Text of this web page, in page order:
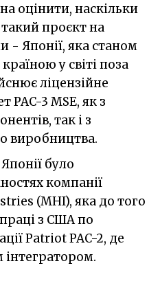
оцінити, наскільки
проєкт на
- Японії, яка станом
у світі поза
ліцензійне
PAC-3 MSE, як з
так і з
виробництва.
було
компанії
(MHI), яка до того
з США по
Patriot PAC-2, де